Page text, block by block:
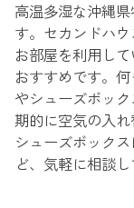
高温多湿な沖縄
す。セカンドハ
お部屋を利用し
おすすめです。
やシューズボッ
期的に空気の入
シューズボック
ど、気軽に相談し